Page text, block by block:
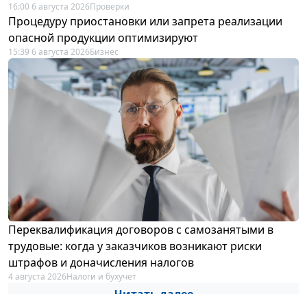
16:00 6 августа 2026Проверки
Процедуру приостановки или запрета реализации
опасной продукции оптимизируют
15:39 6 августа 2026Бизнес
Переквалификация договоров с самозанятыми в
трудовые: когда у заказчиков возникают риски
штрафов и доначисления налогов
4 августа 2026Налоги и бухучет